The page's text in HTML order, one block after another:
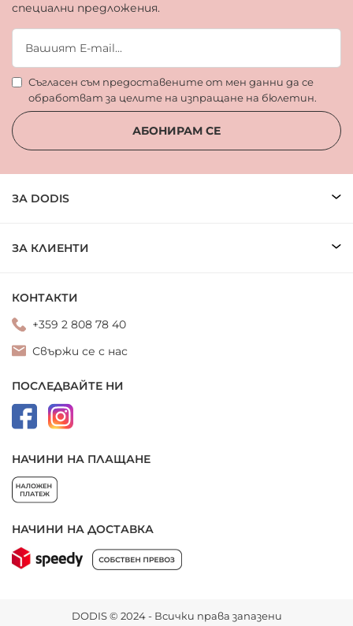
специални предложения.
Съгласен съм предоставените от мен данни да се
обработват за целите на изпращане на бюлетин.
АБОНИРАМ СЕ
ЗА DODIS
ЗА КЛИЕНТИ
КОНТАКТИ
+359 2 808 78 40
Свържи се с нас
ПОСЛЕДВАЙТЕ НИ
НАЧИНИ НА ПЛАЩАНЕ
НАЧИНИ НА ДОСТАВКА
DODIS © 2024 - Всички права запазени